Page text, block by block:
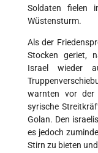
Soldaten fielen
Wüstensturm.
Als der
Stocken geriet,
Israel wieder
warnten vor der
syrische
Golan. Den
es jedoch
Stirn zu bieten